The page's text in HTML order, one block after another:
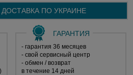
ПО УКРАИНЕ
ГАРАНТИЯ
- гарантия 36 месяцев
- свой сервисный центр
- обмен / возврат
в течение 14 дней